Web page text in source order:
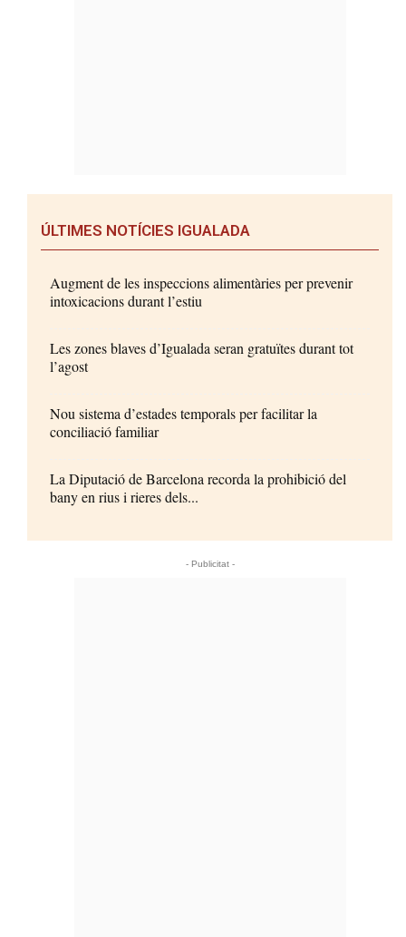
ÚLTIMES NOTÍCIES IGUALADA
Augment de les inspeccions alimentàries per prevenir
intoxicacions durant l’estiu
Les zones blaves d’Igualada seran gratuïtes durant tot
l’agost
Nou sistema d’estades temporals per facilitar la
conciliació familiar
La Diputació de Barcelona recorda la prohibició del
bany en rius i rieres dels...
- Publicitat -